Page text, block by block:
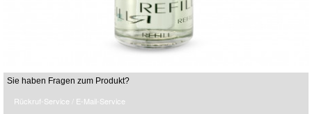
Sie haben Fragen zum Produkt?
Rückruf-Service / E-Mail-Service